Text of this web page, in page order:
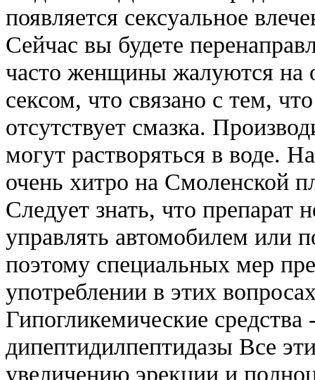
появляется сексуальное
Сейчас вы будете
часто женщины жалуются на
сексом, что связано с тем,
отсутствует смазка.
могут растворяться в воде.
очень хитро на Смоленской
Следует знать, что препарат
управлять автомобилем или
поэтому специальных мер
употреблении в этих
Гипогликемические
дипептидилпептидазы Все
увеличению эрекции и